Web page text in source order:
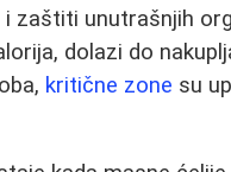
zaštiti unutrašnjih
dolazi do
kritične zone su